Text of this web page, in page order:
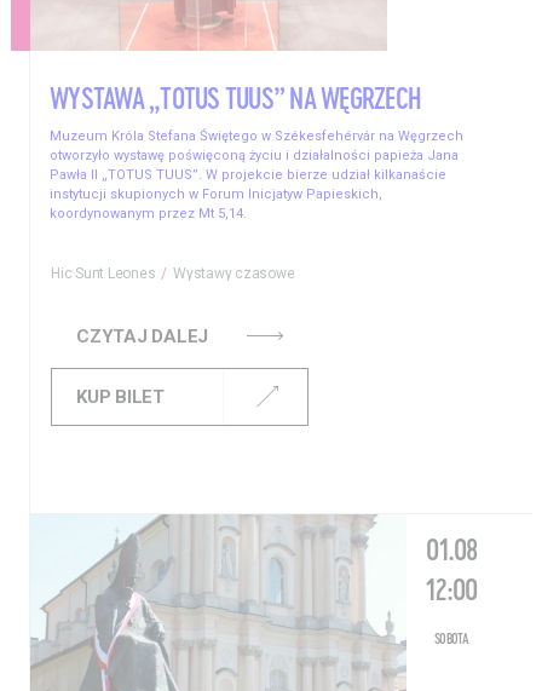
WYSTAWA „TOTUS TUUS” NA WĘGRZECH
Muzeum Króla Stefana Świętego w Székesfehérvár na Węgrzech
otworzyło wystawę poświęconą życiu i działalności papieża Jana
Pawła II „TOTUS TUUS”. W projekcie bierze udział kilkanaście
instytucji skupionych w Forum Inicjatyw Papieskich,
koordynowanym przez Mt 5,14.
Hic Sunt Leones Wystawy czasowe
CZYTAJ DALEJ
KUP BILET
01.08
12:00
SOBOTA